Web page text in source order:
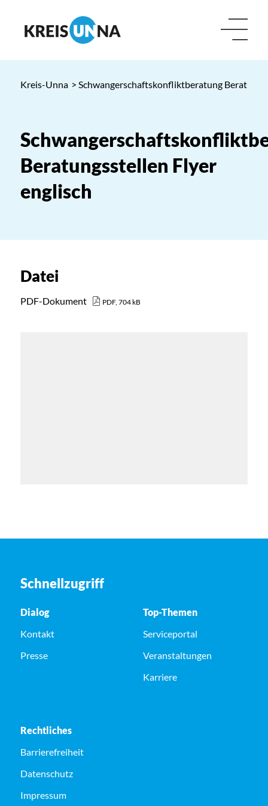
Kreis-Unna > Schwangerschaftskonfliktberatung
Beratungsstellen Flyer
englisch
Datei
PDF-Dokument PDF, 704 kB
Schnellzugriff
Dialog
Kontakt
Presse
Top-Themen
Serviceportal
Veranstaltungen
Karriere
Rechtliches
Barrierefreiheit
Datenschutz
Impressum